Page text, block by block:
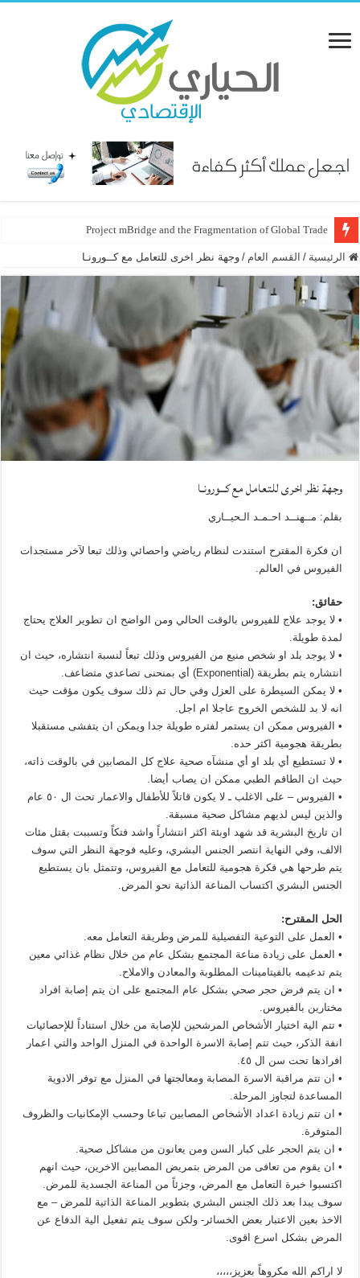
Project mBridge and the Fragmentation of Global Trade
الرئيسية / القسم العام / وجهة نظر اخرى للتعامل مع كــورونـا
وجهة نظر اخرى للتعامل مع كــورونـا
بقلم: مــهنــد احـمـد الـحيــاري
ان فكرة المقترح استندت لنظام رياضي واحصائي وذلك تبعا لآخر مستجدات
الفيروس في العالم.
حقائق:
• لا يوجد علاج للفيروس بالوقت الحالي ومن الواضح ان تطوير العلاج يحتاج
لمدة طويلة.
• لا يوجد بلد او شخص منيع من الفيروس وذلك تبعاً لنسبة انتشاره، حيث ان
انتشاره يتم بطريقة (Exponential) أي بمنحنى تصاعدي متضاعف.
• لا يمكن السيطرة على العزل وفي حال تم ذلك سوف يكون مؤقت حيث
انه لا بد للشخص الخروج عاجلا ام اجل.
• الفيروس ممكن ان يستمر لفتره طويلة جدا ويمكن ان يتفشى مستقبلا
بطريقة هجومية اكثر حده.
• لا تستطيع أي بلد او أي منشآه صحية علاج كل المصابين في بالوقت ذاته،
حيث ان الطاقم الطبي ممكن ان يصاب أيضا.
• الفيروس – على الاغلب ـ لا يكون قاتلاً للأطفال والاعمار تحت ال ٥٠ عام
والذين ليس لديهم مشاكل صحية مسبقة.
ان تاريخ البشرية قد شهد اوبئة اكثر انتشاراً واشد فتكاً وتسببت بقتل مئات
الالف، وفي النهاية انتصر الجنس البشري، وعليه فوجهة النظر التي سوف
يتم طرحها هي فكرة هجومية للتعامل مع الفيروس، وتتمثل بان يستطيع
الجنس البشري اكتساب المناعة الذاتية نحو المرض.
الحل المقترح:
• العمل على التوعية التفصيلية للمرض وطريقة التعامل معه.
• العمل على زيادة مناعة المجتمع بشكل عام من خلال نظام غذائي معين
يتم تدعيمه بالفيتامينات المطلوبة والمعادن والاملاح.
• ان يتم فرض حجر صحي بشكل عام المجتمع على ان يتم إصابة افراد
مختارين بالفيروس.
• تتم الية اختيار الأشخاص المرشحين للإصابة من خلال استناداً للإحصائيات
انفة الذكر، حيث تتم إصابة الاسرة الواحدة في المنزل الواحد والتي اعمار
افرادها تحت سن ال ٤٥.
• ان تتم مراقبة الاسرة المصابة ومعالجتها في المنزل مع توفر الادوية
المساعدة لتجاوز المرحلة.
• ان تتم زيادة اعداد الأشخاص المصابين تباعا وحسب الإمكانيات والظروف
المتوفرة.
• ان يتم الحجر على كبار السن ومن يعانون من مشاكل صحية.
• ان يقوم من تعافى من المرض بتمريض المصابين الاخرين، حيث انهم
اكتسبوا خبرة التعامل مع المرض، وجزئاً من المناعة الجسدية للمرض.
سوف يبدا بعد ذلك الجنس البشري بتطوير المناعة الذاتية للمرض – مع
الاخذ بعين الاعتبار بعض الخسائر- ولكن سوف يتم تفعيل الية الدفاع عن
المرض بشكل اسرع اقوى.
لا اراكم الله مكروهاً بعزيز،،،،،